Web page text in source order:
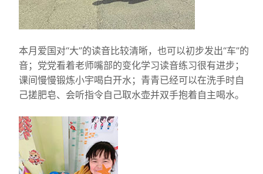
本月爱国对“大”的读音比较清晰，也可以初步发出“车”的
音；党党看着老师嘴部的变化学习读音练习很有进步；
课间慢慢锻炼小宇喝白开水；青青已经可以在洗手时自
己搓肥皂、会听指令自己取水壶并双手抱着自主喝水。